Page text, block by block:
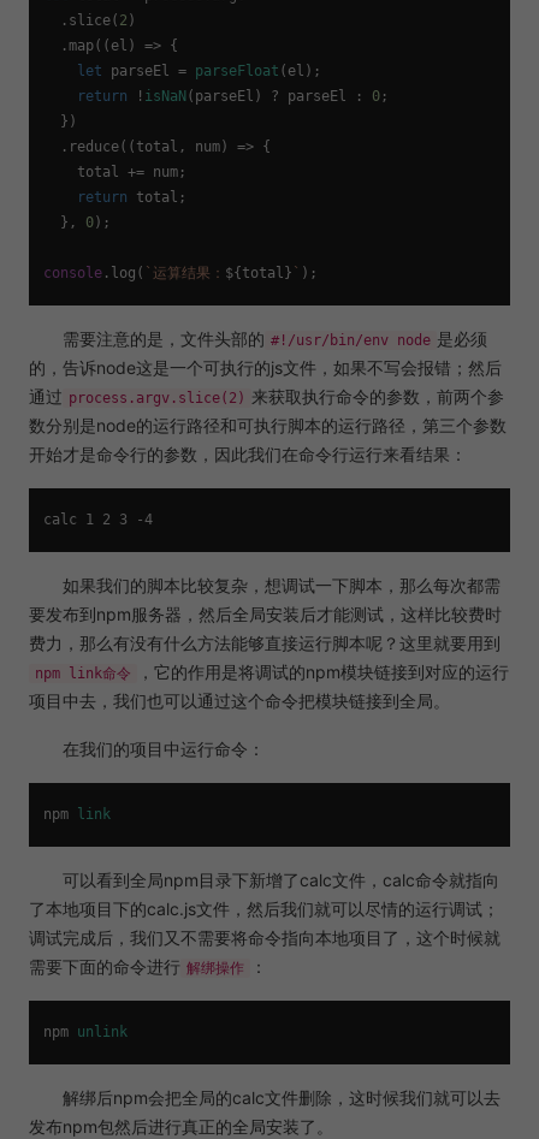
  .
slice( 2 )
  .
map( ( el ) => {
let parseEl = parseFloat (el);
return ! isNaN (parseEl) ? parseEl : 0 ;
  })
  .
reduce( ( total, num ) => {
    total += num;
return total;
  },
0 );
console . log ( `运算结果： ${total} `
需要注意的是，文件头部的 #!/usr/bin/env node 是必须
的，告诉node这是一个可执行的js文件，如果不写会报错；然后
通过 process.argv.slice(2) 来获取执行命令的参数，前两个参
数分别是node的运行路径和可执行脚本的运行路径，第三个参数
开始才是命令行的参数，因此我们在命令行运行来看结果：
如果我们的脚本比较复杂，想调试一下脚本，那么每次都需
要发布到npm服务器，然后全局安装后才能测试，这样比较费时
费力，那么有没有什么方法能够直接运行脚本呢？这里就要用到
npm link命令
，它的作用是将调试的npm模块链接到对应的运行
项目中去，我们也可以通过这个命令把模块链接到全局。
在我们的项目中运行命令：
npm link
可以看到全局npm目录下新增了calc文件，calc命令就指向
了本地项目下的calc.js文件，然后我们就可以尽情的运行调试；
调试完成后，我们又不需要将命令指向本地项目了，这个时候就
需要下面的命令进行 解绑操作 ：
npm unlink
解绑后npm会把全局的calc文件删除，这时候我们就可以去
发布npm包然后进行真正的全局安装了。